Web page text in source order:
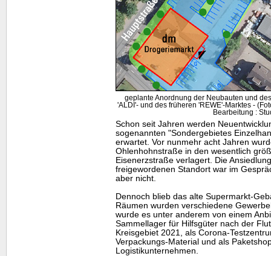
geplante Anordnung der Neubauten und
'ALDI'- und des früheren 'REWE'-Marktes -
Bearbeitung :
Schon seit Jahren werden
sogenannten "Sondergebietes
erwartet. Vor nunmehr acht Jahren
Ohlenhohnstraße in den wesentlich
Eisenerzstraße verlagert. Die
freigewordenen Standort war im
aber nicht.
Dennoch blieb das alte Supermarkt-
Räumen wurden verschiedene
wurde es unter anderem von einem
Sammellager für Hilfsgüter nach der
Kreisgebiet 2021, als Corona-
Verpackungs-Material und als
Logistikunternehmen.